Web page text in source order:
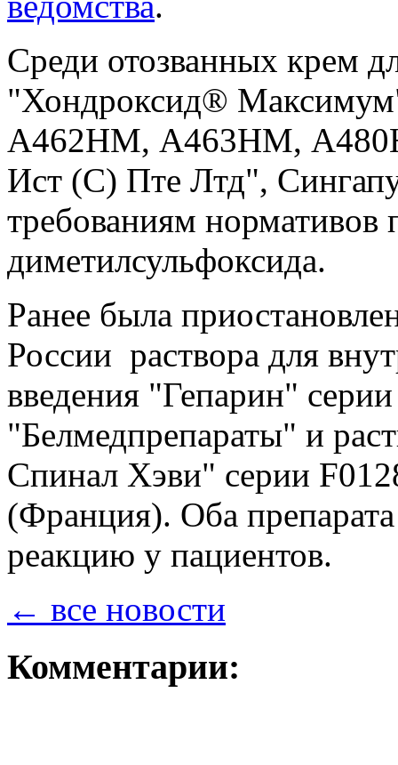
Среди отозванных крем
"Хондроксид®
А462НМ, А463НМ,
Ист (С) Пте Лтд",
требованиям нормативов
диметилсульфоксида.
Ранее была
России раствора для
введения "Гепарин"
"Белмедпрепараты" и
Спинал Хэви" серии
(Франция). Оба
реакцию у пациентов.
← все новости
Комментарии: